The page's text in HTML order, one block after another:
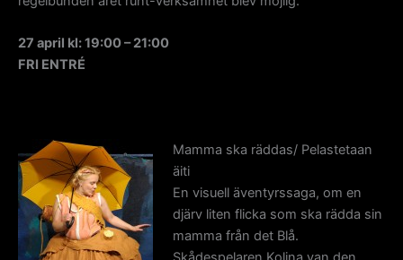
27 april kl: 19:00 – 21:00
FRI ENTRÉ
Mamma ska räddas/ Pelastetaan
äiti
En visuell äventyrssaga, om en
djärv liten flicka som ska rädda sin
mamma från det Blå.